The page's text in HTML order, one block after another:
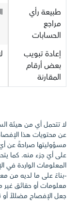
طبيعة رأي
مراجع
الحسابات
إعادة تبويب
بعض أرقام
المقارنة
لا تتحمل أي من هيئة
عن محتويات هذا
مسؤوليتها صراحةً عن
على أيّ جزء منه. كما
المعلومات الواردة في
-بناءً على ما لديه من
معلومات أو حقائق
جعل الإفصاح مضللاً أو